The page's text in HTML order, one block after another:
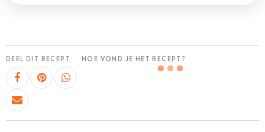
DEEL DIT RECEPT HOE VOND JE HET RECEPT?